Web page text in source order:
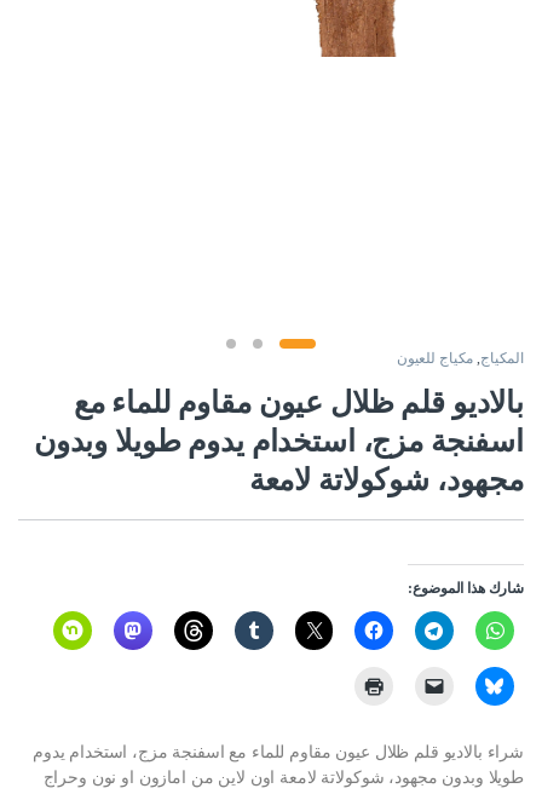
المكياج, مكياج للعيون
بالاديو قلم ظلال عيون مقاوم للماء مع
اسفنجة مزج، استخدام يدوم طويلا وبدون
مجهود، شوكولاتة لامعة
شارك هذا الموضوع:
شراء بالاديو قلم ظلال عيون مقاوم للماء مع اسفنجة مزج، استخدام يدوم
طويلا وبدون مجهود، شوكولاتة لامعة اون لاين من امازون او نون وحراج